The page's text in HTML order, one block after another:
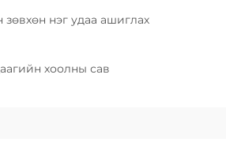
нэг удаа ашиглах
хоолны сав